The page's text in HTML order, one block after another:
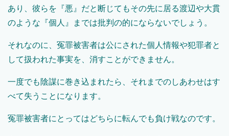
あり、彼らを『悪』だと断じてもその先に居る渡辺や大貫
のような『個人』までは批判の的にならないでしょう。
それなのに、冤罪被害者は公にされた個人情報や犯罪者と
して扱われた事実を、消すことができません。
一度でも陰謀に巻き込まれたら、それまでのしあわせはす
べて失うことになります。
冤罪被害者にとってはどちらに転んでも負け戦なのです。